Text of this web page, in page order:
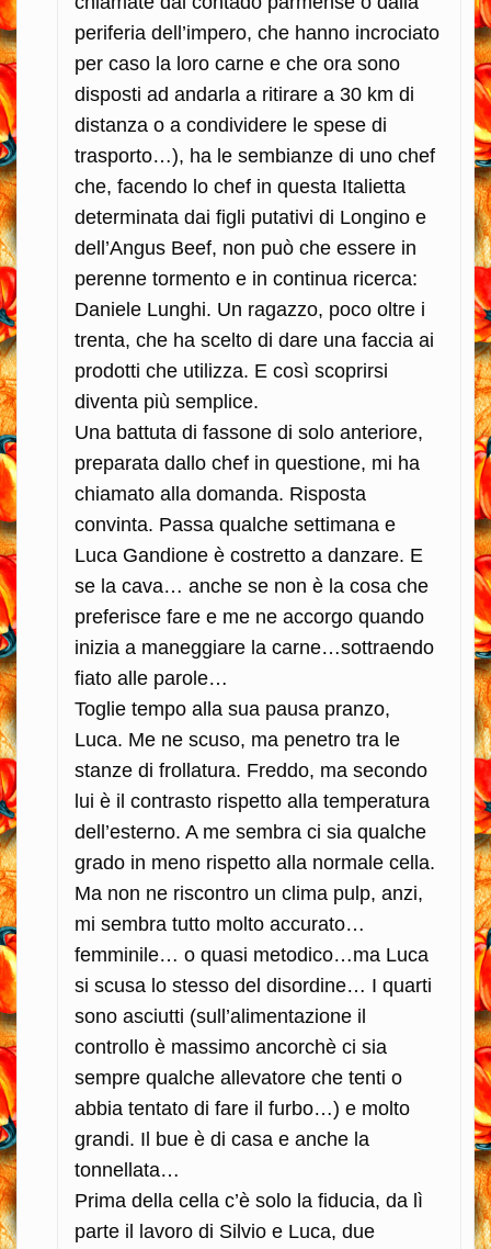
periferia dell’impero, che hanno incrociato
per caso la loro carne e che ora sono
disposti ad andarla a ritirare a 30 km di
distanza o a condividere le spese di
trasporto…), ha le sembianze di uno chef
che, facendo lo chef in questa Italietta
determinata dai figli putativi di Longino e
dell’Angus Beef, non può che essere in
perenne tormento e in continua ricerca:
Daniele Lunghi. Un ragazzo, poco oltre i
trenta, che ha scelto di dare una faccia ai
prodotti che utilizza. E così scoprirsi
diventa più semplice.
Una battuta di fassone di solo anteriore,
preparata dallo chef in questione, mi ha
chiamato alla domanda. Risposta
convinta. Passa qualche settimana e
Luca Gandione è costretto a danzare. E
se la cava… anche se non è la cosa che
preferisce fare e me ne accorgo quando
inizia a maneggiare la carne…sottraendo
fiato alle parole…
Toglie tempo alla sua pausa pranzo,
Luca. Me ne scuso, ma penetro tra le
stanze di frollatura. Freddo, ma secondo
lui è il contrasto rispetto alla temperatura
dell’esterno. A me sembra ci sia qualche
grado in meno rispetto alla normale cella.
Ma non ne riscontro un clima pulp, anzi,
mi sembra tutto molto accurato…
femminile… o quasi metodico…ma Luca
si scusa lo stesso del disordine… I quarti
sono asciutti (sull’alimentazione il
controllo è massimo ancorchè ci sia
sempre qualche allevatore che tenti o
abbia tentato di fare il furbo…) e molto
grandi. Il bue è di casa e anche la
tonnellata…
Prima della cella c’è solo la fiducia, da lì
parte il lavoro di Silvio e Luca, due